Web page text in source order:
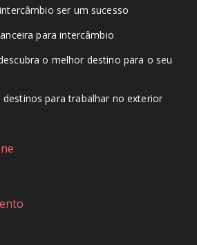
ser um sucesso
para intercâmbio
o melhor destino para o seu
para trabalhar no exterior